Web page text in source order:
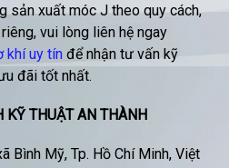
sản xuất móc J theo quy cách,
vui lòng liên hệ ngay
khí uy tín để nhận tư vấn kỹ
đãi tốt nhất.
KỸ THUẬT AN THÀNH
Bình Mỹ, Tp. Hồ Chí Minh, Việt